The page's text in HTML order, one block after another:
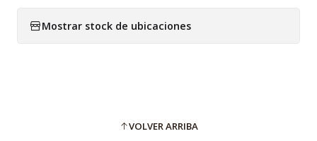
Mostrar stock de ubicaciones
VOLVER ARRIBA